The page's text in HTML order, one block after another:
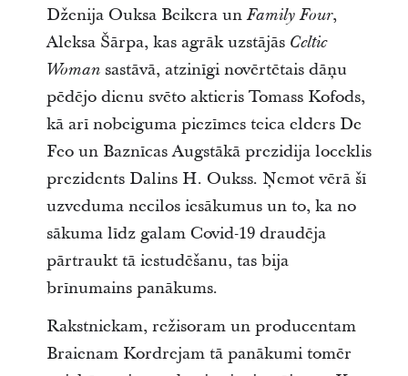
Dženija Ouksa Beikera unFamily Four,
Aleksa Šārpa, kas agrāk uzstājās Celtic
Womansastāvā, atzinīgi novērtētais dāņu
pēdējo dienu svēto aktieris Tomass Kofods,
kā arī nobeiguma piezīmes teica elders De
Feo un Baznīcas Augstākā prezidija loceklis
prezidents Dalins H. Oukss. Ņemot vērā šī
uzveduma necilos iesākumus un to, ka no
sākuma līdz galam Covid-19 draudēja
pārtraukt tā iestudēšanu, tas bija
brīnumains panākums.
Rakstniekam, režisoram un producentam
Braienam Kordrejam tā panākumi tomēr